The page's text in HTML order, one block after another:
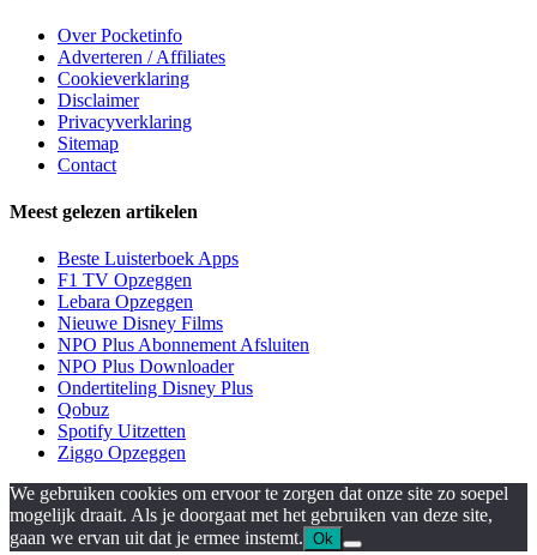
Over Pocketinfo
Adverteren / Affiliates
Cookieverklaring
Disclaimer
Privacyverklaring
Sitemap
Contact
Meest gelezen artikelen
Beste Luisterboek Apps
F1 TV Opzeggen
Lebara Opzeggen
Nieuwe Disney Films
NPO Plus Abonnement Afsluiten
NPO Plus Downloader
Ondertiteling Disney Plus
Qobuz
Spotify Uitzetten
Ziggo Opzeggen
We gebruiken cookies om ervoor te zorgen dat onze site zo soepel
mogelijk draait. Als je doorgaat met het gebruiken van deze site,
gaan we ervan uit dat je ermee instemt. Ok